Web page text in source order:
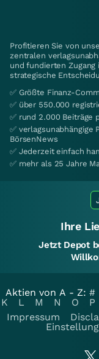
Profitieren Sie von
zentralen
und fundierten
strategische
✅ Größte Finanz-
✅ über 550.000
✅ rund 2.000 Beiträge
✅ verlagsunabhängige
BörsenNews
✅ Jederzeit einfach
✅ mehr als 25 Jahre
Ihre
Jetzt Depot
Aktien von A - Z: #
K
L M N O P
Impressum